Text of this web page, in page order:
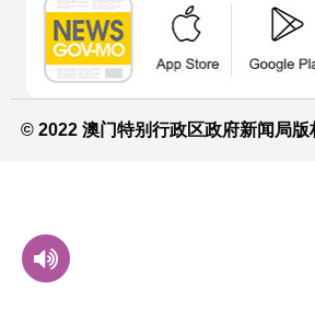
© 2022 澳门特别行政区政府新闻局版